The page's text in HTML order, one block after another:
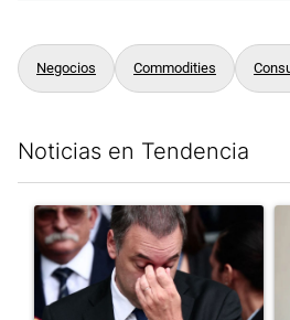
Negocios Commodities
Noticias en Tendencia
Un artículo de tendencia con el